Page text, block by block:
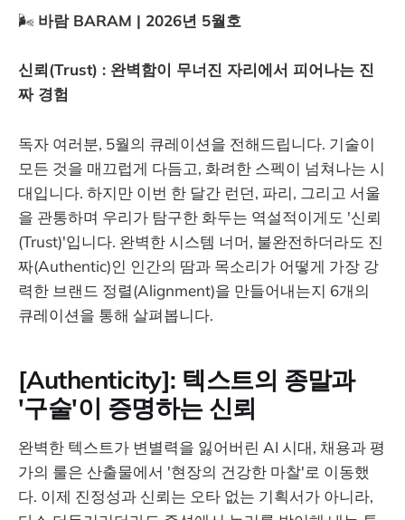
🌬️ 바람 BARAM | 2026년 5월호
신뢰(Trust) : 완벽함이 무너진 자리에서 피어나는 진
짜 경험
독자 여러분, 5월의 큐레이션을 전해드립니다. 기술이
모든 것을 매끄럽게 다듬고, 화려한 스펙이 넘쳐나는 시
대입니다. 하지만 이번 한 달간 런던, 파리, 그리고 서울
을 관통하며 우리가 탐구한 화두는 역설적이게도 '신뢰
(Trust)'입니다. 완벽한 시스템 너머, 불완전하더라도 진
짜(Authentic)인 인간의 땀과 목소리가 어떻게 가장 강
력한 브랜드 정렬(Alignment)을 만들어내는지 6개의
큐레이션을 통해 살펴봅니다.
[Authenticity]: 텍스트의 종말과
'구술'이 증명하는 신뢰
완벽한 텍스트가 변별력을 잃어버린 AI 시대, 채용과 평
가의 룰은 산출물에서 '현장의 건강한 마찰'로 이동했
다. 이제 진정성과 신뢰는 오타 없는 기획서가 아니라,